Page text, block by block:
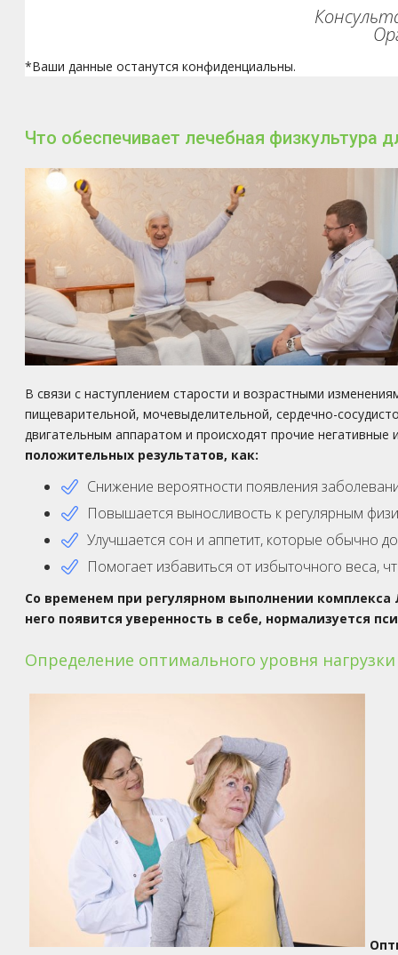
*Ваши данные останутся конфиденциальны.
Что обеспечивает лечебная физкультура
В связи с наступлением старости и возрастными
пищеварительной, мочевыделительной, сердечно-
двигательным аппаратом и происходят прочие негативные
положительных результатов, как:
Снижение вероятности появления
Повышается выносливость к регулярным
Улучшается сон и аппетит, которые обычно
Помогает избавиться от избыточного веса,
Со временем при регулярном выполнении
него появится уверенность в себе, нормализуется
Определение оптимального уровня